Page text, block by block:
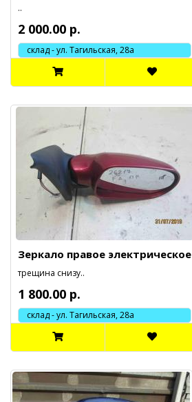
..
2 000.00 р.
склад - ул. Тагильская, 28а
Зеркало правое электрическое
трещина снизу..
1 800.00 р.
склад - ул. Тагильская, 28а